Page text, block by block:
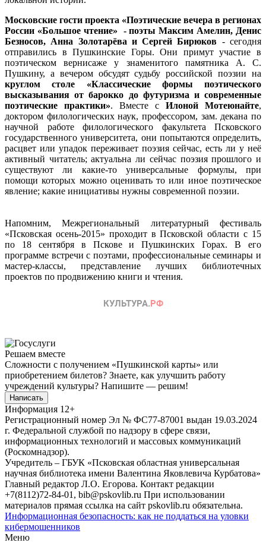
Московские гости проекта «Поэтические вечера в регионах
России «Большое чтение» - поэты Максим Амелин, Денис
Безносов, Анна Золотарёва и Сергей Бирюков - сегодня
отправились в Пушкинские Горы. Они примут участие в
поэтическом вернисаже у знаменитого памятника А. С.
Пушкину, а вечером обсудят судьбу российской поэзии на
круглом столе «Классические формы поэтического
высказывания от барокко до футуризма и современные
поэтические практики». Вместе с Илоной Мотеюнайте,
доктором филологических наук, профессором, зам. декана по
научной работе филологического факультета Псковского
государственного университета, они попытаются определить,
расцвет или упадок переживает поэзия сейчас, есть ли у неё
активный читатель; актуальна ли сейчас поэзия прошлого и
существуют ли какие-то универсальные формулы, при
помощи которых можно оценивать то или иное поэтическое
явление; какие инициативы нужны современной поэзии.
Напомним, Межрегиональный литературный фестиваль
«Псковская осень-2015» проходит в Псковской области с 15
по 18 сентября в Пскове и Пушкинских Горах. В его
программе встречи с поэтами, профессиональные семинары и
мастер-классы, представление лучших библиотечных
проектов по продвижению книги и чтения.
Решаем вместе
Сложности с получением «Пушкинской карты» или
приобретением билетов? Знаете, как улучшить работу
учреждений культуры? Напишите — решим!
Написать
Информация 12+
Регистрационный номер Эл № ФС77-87001 выдан 19.03.2024
г. Федеральной службой по надзору в сфере связи,
информационных технологий и массовых коммуникаций
(Роскомнадзор).
Учредитель – ГБУК «Псковская областная универсальная
научная библиотека имени Валентина Яковлевича Курбатова»
Главный редактор Л.О. Егорова. Контакт редакции
+7(8112)72-84-01, bib@pskovlib.ru При использовании
материалов прямая ссылка на сайт pskovlib.ru обязательна.
Информационная безопасность: как не поддаться на уловки
кибермошенников
Меню